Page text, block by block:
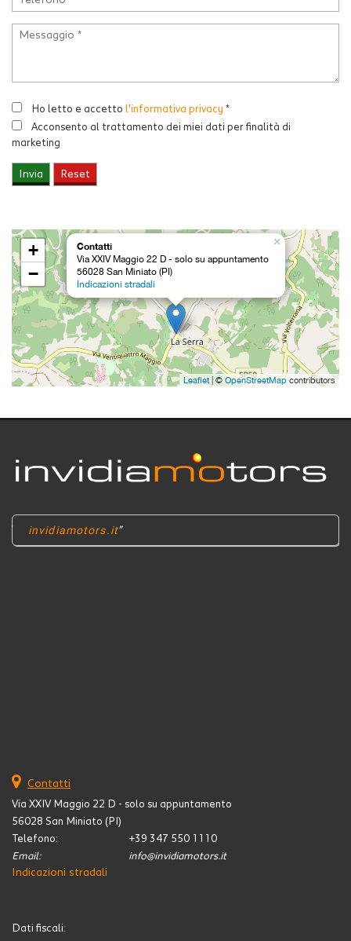
Ho letto e accetto l'informativa privacy *
Acconsento al trattamento dei miei dati per finalità di
marketing
Contatti
Via XXIV Maggio 22 D - solo su appuntamento
56028 San Miniato (PI)
Indicazioni stradali
×
+
−
Leaflet| © OpenStreetMap contributors
invidiamotors.it
Contatti
Via XXIV Maggio 22 D - solo su appuntamento
56028 San Miniato (PI)
Telefono:
+39 347 550 1110
Email:
info@invidiamotors.it
Indicazioni stradali
Dati fiscali: